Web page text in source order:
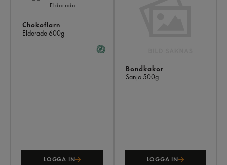
Chokoflarn
Eldorado 600g
LOGGA IN
Bondkakor
Sanjo500g
LOGGA IN